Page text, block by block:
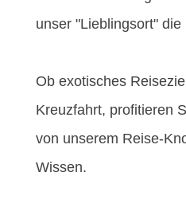
unser "Lieblingsort"
Ob exotisches
Kreuzfahrt, profitieren
von unserem Reise-
Wissen.